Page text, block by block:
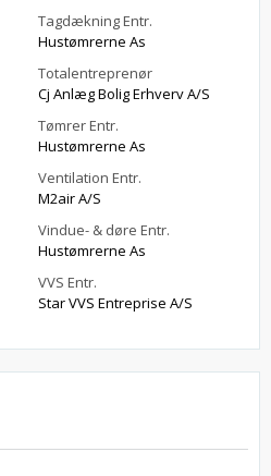
Tagdækning Entr.
Hustømrerne As
Totalentreprenør
Cj Anlæg Bolig Erhverv A/S
Tømrer Entr.
Hustømrerne As
Ventilation Entr.
M2air A/S
Vindue- & døre Entr.
Hustømrerne As
VVS Entr.
Star VVS Entreprise A/S